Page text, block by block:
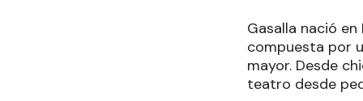
Gasalla nació
compuesta por
mayor. Desde
teatro desde